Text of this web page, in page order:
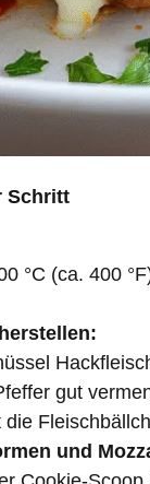
Schritt
°C (ca. 400
gut
und